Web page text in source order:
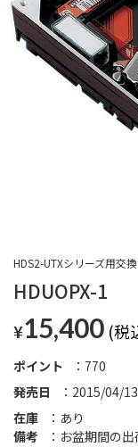
HDUOPX-1
HDS2-UTXシリーズ用交
¥15,400
発売日 2015/04/13
ポイント 770
在庫
あり
備考
お盆期間の